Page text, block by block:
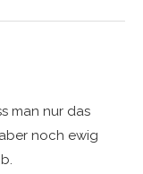
man nur das
noch ewig